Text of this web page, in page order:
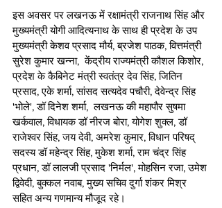
इस अवसर पर लखनऊ में रक्षामंत्री राजनाथ सिंह और
मुख्यमंत्री योगी आदित्यनाथ के साथ ही प्रदेश के उप
मुख्यमंत्री केशव प्रसाद मौर्य, ब्रजेश पाठक, वित्तमंत्री
सुरेश कुमार खन्ना,  केंद्रीय राज्यमंत्री कौशल किशोर,
प्रदेश के कैबिनेट मंत्री स्वतंत्र देव सिंह, जितिन
प्रसाद, एके शर्मा, सांसद सत्यदेव पचौरी, देवेन्द्र सिंह
'भोले', डॉ दिनेश शर्मा,  लखनऊ की महापौर सुषमा
खर्कवाल, विधायक डॉ नीरज बोरा, योगेश शुक्ल, डॉ
राजेश्वर सिंह, जय देवी, अमरेश कुमार, विधान परिषद्
सदस्य डॉ महेन्द्र सिंह, मुकेश शर्मा, राम चंद्र सिंह
प्रधान, डॉ लालजी प्रसाद 'निर्मल', मोहसिन रजा, उमेश
द्विवेदी, बुक्कल नवाब, मुख्य सचिव दुर्गा शंकर मिश्र
सहित अन्य गणमान्य मौजूद रहे।